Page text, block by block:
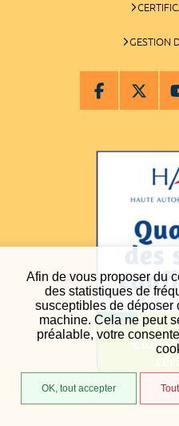
Afin de vous proposer du
des statistiques de
susceptibles de déposer
machine. Cela ne peut
préalable, votre
OK, tout accepter
GESTION